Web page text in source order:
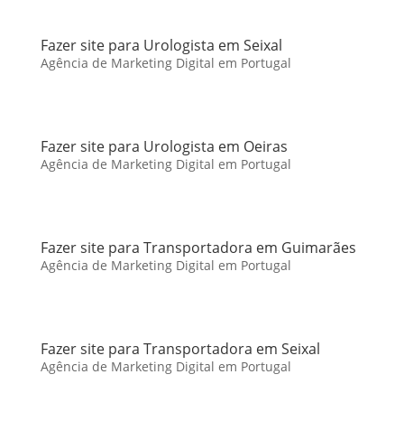
Fazer site para Urologista em Seixal
Agência de Marketing Digital em Portugal
Fazer site para Urologista em Oeiras
Agência de Marketing Digital em Portugal
Fazer site para Transportadora em Guimarães
Agência de Marketing Digital em Portugal
Fazer site para Transportadora em Seixal
Agência de Marketing Digital em Portugal